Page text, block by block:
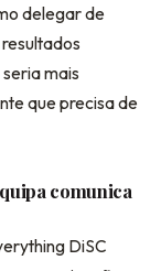
delegar de
mais
que precisa de
comunica
DiSC